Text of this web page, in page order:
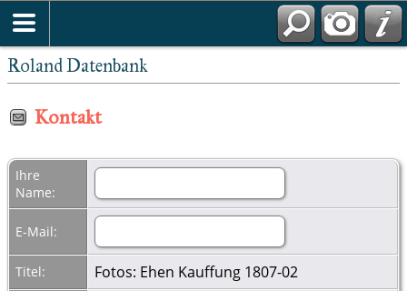
Roland Datenbank
Kontakt
Ihre
Name:
E-Mail:
Titel: Fotos: Ehen Kauffung 1807-02